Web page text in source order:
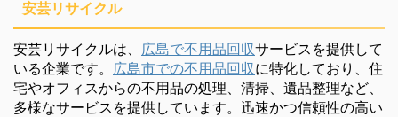
安芸リサイクル
安芸リサイクルは、 広島で不用品回収サービスを提供して
いる企業です。 広島市での不用品回収に特化しており、住
宅やオフィスからの不用品の処理、清掃、遺品整理など、
多様なサービスを提供しています。迅速かつ信頼性の高い